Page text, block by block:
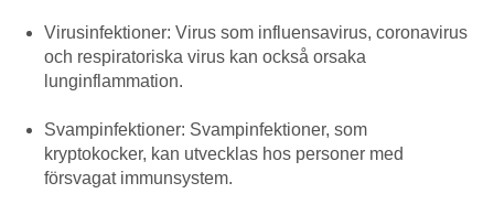
Virusinfektioner: Virus som influensavirus, coronavirus
och respiratoriska virus kan också orsaka
lunginflammation.
Svampinfektioner: Svampinfektioner, som
kryptokocker, kan utvecklas hos personer med
försvagat immunsystem.